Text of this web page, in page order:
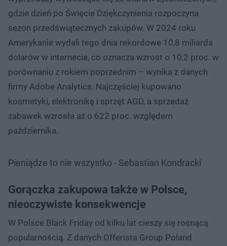
gdzie dzień po Święcie Dziękczynienia rozpoczyna
sezon przedświątecznych zakupów. W 2024 roku
Amerykanie wydali tego dnia rekordowe 10,8 miliarda
dolarów w internecie, co oznacza wzrost o 10,2 proc. w
porównaniu z rokiem poprzednim – wynika z danych
firmy Adobe Analytics. Najczęściej kupowano
kosmetyki, elektronikę i sprzęt AGD, a sprzedaż
zabawek wzrosła aż o 622 proc. względem
października.
Pieniądze to nie wszystko - Sebastian Kondracki
Gorączka zakupowa także w Polsce,
nieoczywiste konsekwencje
W Polsce Black Friday od kilku lat cieszy się rosnącą
popularnością. Z danych Offerista Group Poland